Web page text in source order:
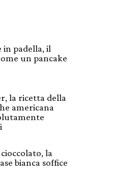
in padella, il
un pancake
la ricetta della
americana
la
bianca soffice